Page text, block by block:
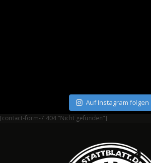
Auf Instagram folgen
[contact-form-7 404 "Nicht gefunden"]